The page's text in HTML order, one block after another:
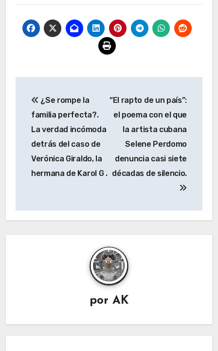
de
entradas
¿Se rompe la
familia perfecta?.
La verdad incómoda
detrás del caso de
Verónica Giraldo, la
hermana de Karol G .
“El rapto de un país”:
el poema con el que
la artista cubana
Selene Perdomo
denuncia casi siete
décadas de silencio.
por AK